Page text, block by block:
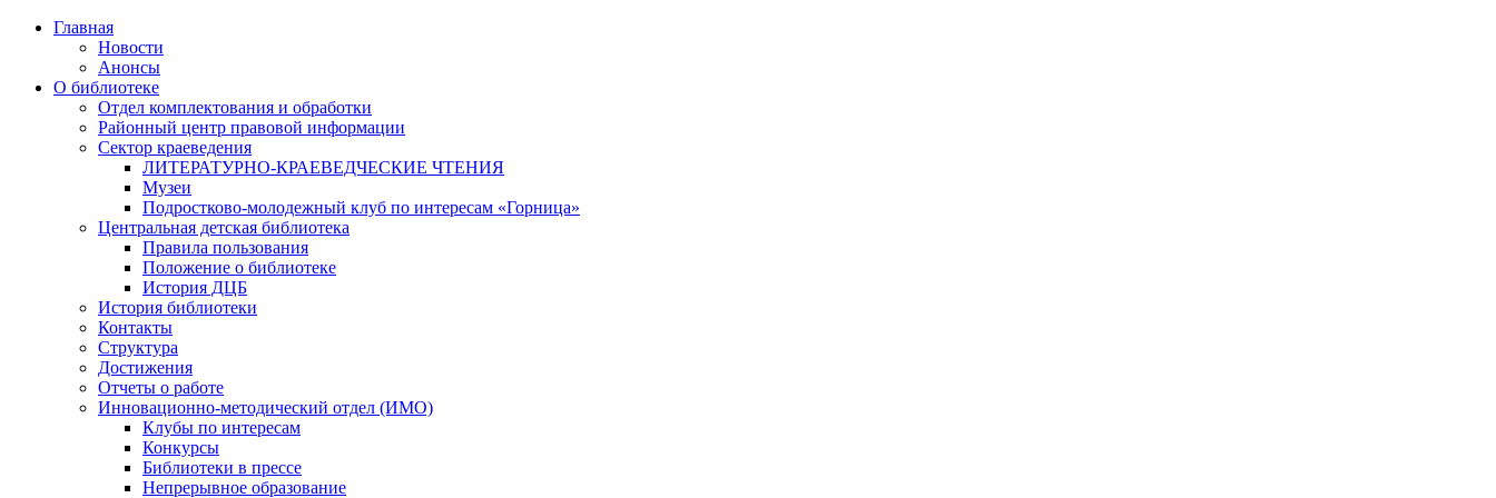
Главная
Новости
Анонсы
О библиотеке
Отдел комплектования и обработки
Районный центр правовой информации
Сектор краеведения
ЛИТЕРАТУРНО-КРАЕВЕДЧЕСКИЕ ЧТЕНИЯ
Музеи
Подростково-молодежный клуб по интересам «Горница»
Центральная детская библиотека
Правила пользования
Положение о библиотеке
История ДЦБ
История библиотеки
Контакты
Структура
Достижения
Отчеты о работе
Инновационно-методический отдел (ИМО)
Клубы по интересам
Конкурсы
Библиотеки в прессе
Непрерывное образование